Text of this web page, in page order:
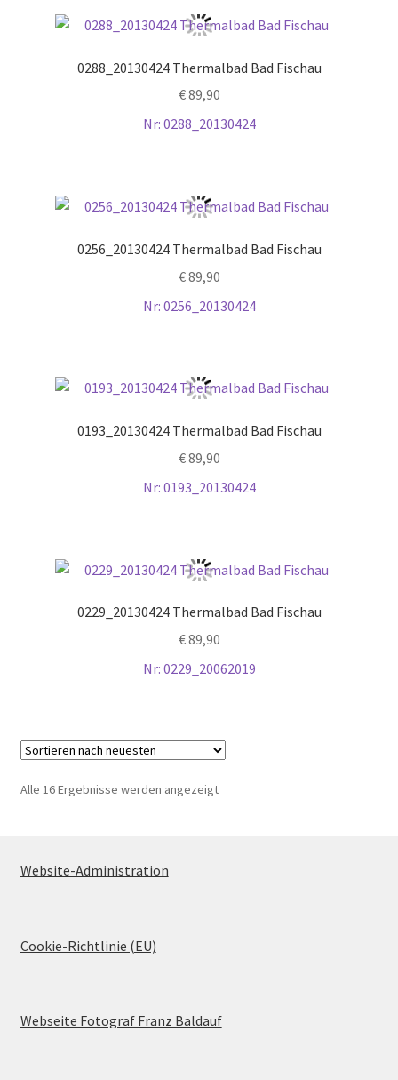
0288_20130424 Thermalbad Bad Fischau
€89,90
Nr: 0288_20130424
0256_20130424 Thermalbad Bad Fischau
€89,90
Nr: 0256_20130424
0193_20130424 Thermalbad Bad Fischau
€89,90
Nr: 0193_20130424
0229_20130424 Thermalbad Bad Fischau
€89,90
Nr: 0229_20062019
Alle 16 Ergebnisse werden angezeigtNach
Website-Administration
Cookie-Richtlinie (EU)
Webseite Fotograf Franz Baldauf